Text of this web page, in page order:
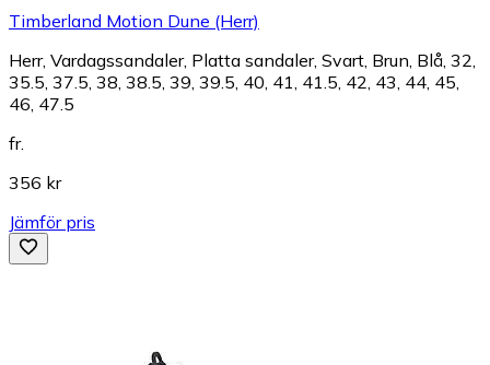
Timberland Motion Dune (Herr)
Herr, Vardagssandaler, Platta sandaler, Svart, Brun, Blå, 32,
35.5, 37.5, 38, 38.5, 39, 39.5, 40, 41, 41.5, 42, 43, 44, 45,
46, 47.5
fr.
356 kr
Jämför pris